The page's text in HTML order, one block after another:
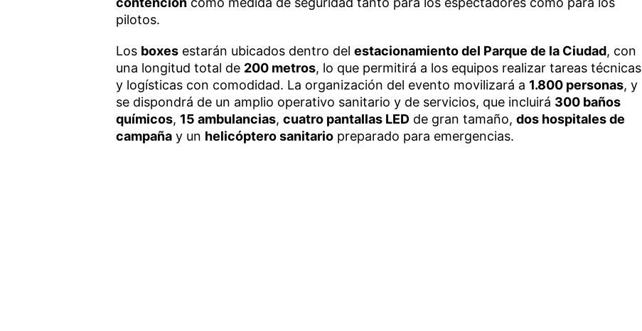
pilotos.
Los boxesestarán ubicados dentro del estacionamiento del Parque de la Ciudad, con
una longitud total de 200 metros, lo que permitirá a los equipos realizar tareas técnicas
y logísticas con comodidad. La organización del evento movilizará a 1.800 personas, y
se dispondrá de un amplio operativo sanitario y de servicios, que incluirá 300 baños
químicos, 15 ambulancias, cuatro pantallas LEDde gran tamaño, dos hospitales de
campañay un helicóptero sanitariopreparado para emergencias.